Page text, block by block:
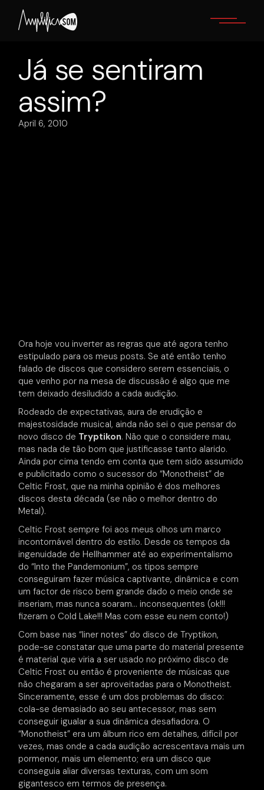
content
Já se sentiram
assim?
April 6, 2010
Ora hoje vou inverter as regras que até agora tenho
estipulado para os meus posts. Se até então tenho
falado de discos que considero serem essenciais, o
que venho por na mesa de discussão é algo que me
tem deixado desiludido a cada audição.
Rodeado de expectativas, aura de erudição e
majestosidade musical, ainda não sei o que pensar do
novo disco de Tryptikon. Não que o considere mau,
mas nada de tão bom que justificasse tanto alarido.
Ainda por cima tendo em conta que tem sido assumido
e publicitado como o sucessor do “Monotheist” de
Celtic Frost, que na minha opinião é dos melhores
discos desta década (se não o melhor dentro do
Metal).
Celtic Frost sempre foi aos meus olhos um marco
incontornável dentro do estilo. Desde os tempos da
ingenuidade de Hellhammer até ao experimentalismo
do “Into the Pandemonium”, os tipos sempre
conseguiram fazer música captivante, dinâmica e com
um factor de risco bem grande dado o meio onde se
inseriam, mas nunca soaram… inconsequentes (ok!!!
fizeram o Cold Lake!!! Mas com esse eu nem conto!)
Com base nas “liner notes” do disco de Tryptikon,
pode-se constatar que uma parte do material presente
é material que viria a ser usado no próximo disco de
Celtic Frost ou então é proveniente de músicas que
não chegaram a ser aproveitadas para o Monotheist.
Sinceramente, esse é um dos problemas do disco:
cola-se demasiado ao seu antecessor, mas sem
conseguir igualar a sua dinâmica desafiadora. O
“Monotheist” era um álbum rico em detalhes, difícil por
vezes, mas onde a cada audição acrescentava mais um
pormenor, mais um elemento; era um disco que
conseguia aliar diversas texturas, com um som
gigantesco em termos de presença.